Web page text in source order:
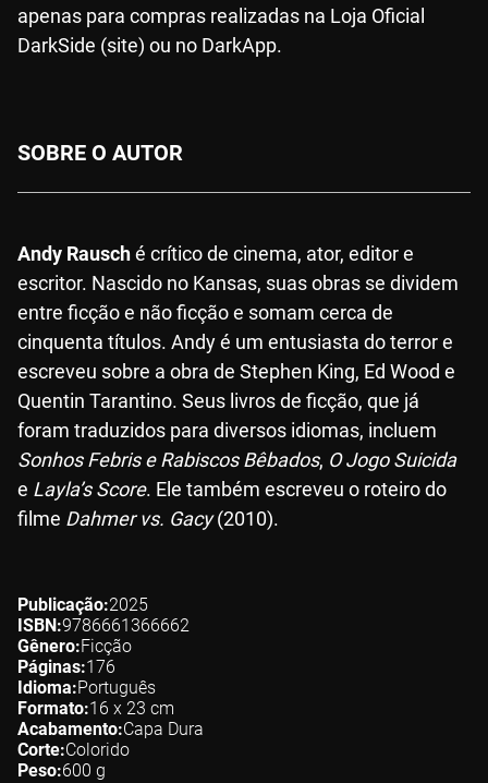
apenas para compras realizadas na Loja Oficial
DarkSide (site) ou no DarkApp.
SOBRE O AUTOR
Andy Rausché crítico de cinema, ator, editor e
escritor. Nascido no Kansas, suas obras se dividem
entre ficção e não ficção e somam cerca de
cinquenta títulos. Andy é um entusiasta do terror e
escreveu sobre a obra de Stephen King, Ed Wood e
Quentin Tarantino. Seus livros de ficção, que já
foram traduzidos para diversos idiomas, incluem
Sonhos Febris e Rabiscos Bêbados, O Jogo Suicida
e Layla’s Score. Ele também escreveu o roteiro do
filme Dahmer vs. Gacy(2010).
Publicação 2025
ISBN 9786661366662
Gênero Ficção
Páginas 176
Idioma Português
Formato 16 x 23 cm
Acabamento Capa Dura
Corte Colorido
Peso 600 g